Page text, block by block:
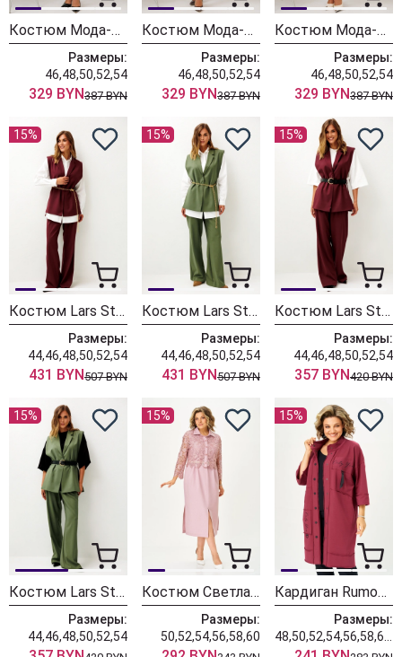
Костюм Мода-Юрс 26-2766 черный + цветы
Размеры:
46,48,50,52,54
329 BYN387 BYN
Костюм Мода-Юрс 26-2538 серый + цветы
Размеры:
46,48,50,52,54
329 BYN387 BYN
Костюм Мода-Юрс 26-2538 синий + крупный горох
Размеры:
46,48,50,52,54
329 BYN387 BYN
15%
Костюм Lars Style 1246 оттенки бордо+молочного
Размеры:
44,46,48,50,52,54
431 BYN507 BYN
15%
Костюм Lars Style 1246/1 оттенки хвои+молочного
Размеры:
44,46,48,50,52,54
431 BYN507 BYN
15%
Костюм Lars Style 1247 оттенки бордо
Размеры:
44,46,48,50,52,54
357 BYN420 BYN
15%
Костюм Lars Style 1247/1 оттенки хвои
Размеры:
44,46,48,50,52,54
15%
Костюм Светлана-Стиль 2380 розовый
Размеры:
50,52,54,56,58,60
15%
Кардиган Rumoda 2019 бордовый
Размеры: